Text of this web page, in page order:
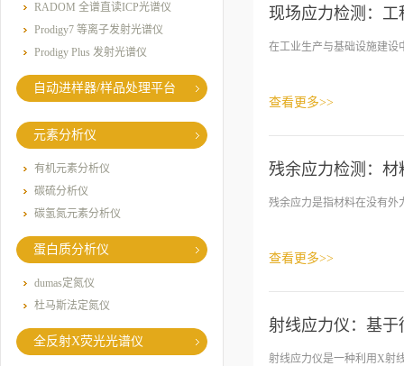
RADOM 全谱直读ICP光谱仪
Prodigy7 等离子发射光谱仪
Prodigy Plus 发射光谱仪
自动进样器/样品处理平台
元素分析仪
有机元素分析仪
碳硫分析仪
碳氢氮元素分析仪
蛋白质分析仪
dumas定氮仪
杜马斯法定氮仪
全反射X荧光光谱仪
现场应力检测：
在工业生产与基础设施建设
查看更多>>
残余应力检测：
残余应力是指材料在没有外
查看更多>>
射线应力仪：基
射线应力仪是一种利用X射